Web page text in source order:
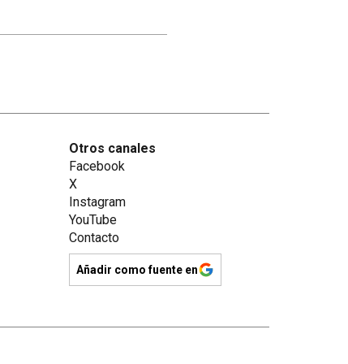
Otros canales
Facebook
X
Instagram
YouTube
Contacto
Añadir como fuente en